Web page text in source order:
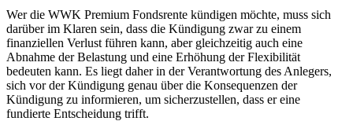
Wer die WWK Premium Fondsrente kündigen möchte, muss sich
darüber im Klaren sein, dass die Kündigung zwar zu einem
finanziellen Verlust führen kann, aber gleichzeitig auch eine
Abnahme der Belastung und eine Erhöhung der Flexibilität
bedeuten kann. Es liegt daher in der Verantwortung des Anlegers,
sich vor der Kündigung genau über die Konsequenzen der
Kündigung zu informieren, um sicherzustellen, dass er eine
fundierte Entscheidung trifft.